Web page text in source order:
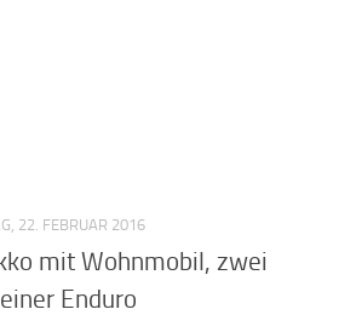
22. FEBRUAR 2016
mit Wohnmobil, zwei
Enduro